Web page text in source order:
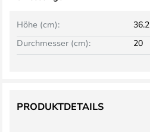
Höhe (cm):
36.2
Durchmesser (cm):
20
PRODUKTDETAILS